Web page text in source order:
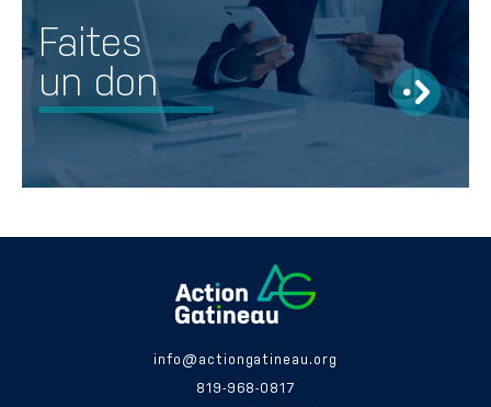
Faites
un don
info@actiongatineau.org
819-968-0817